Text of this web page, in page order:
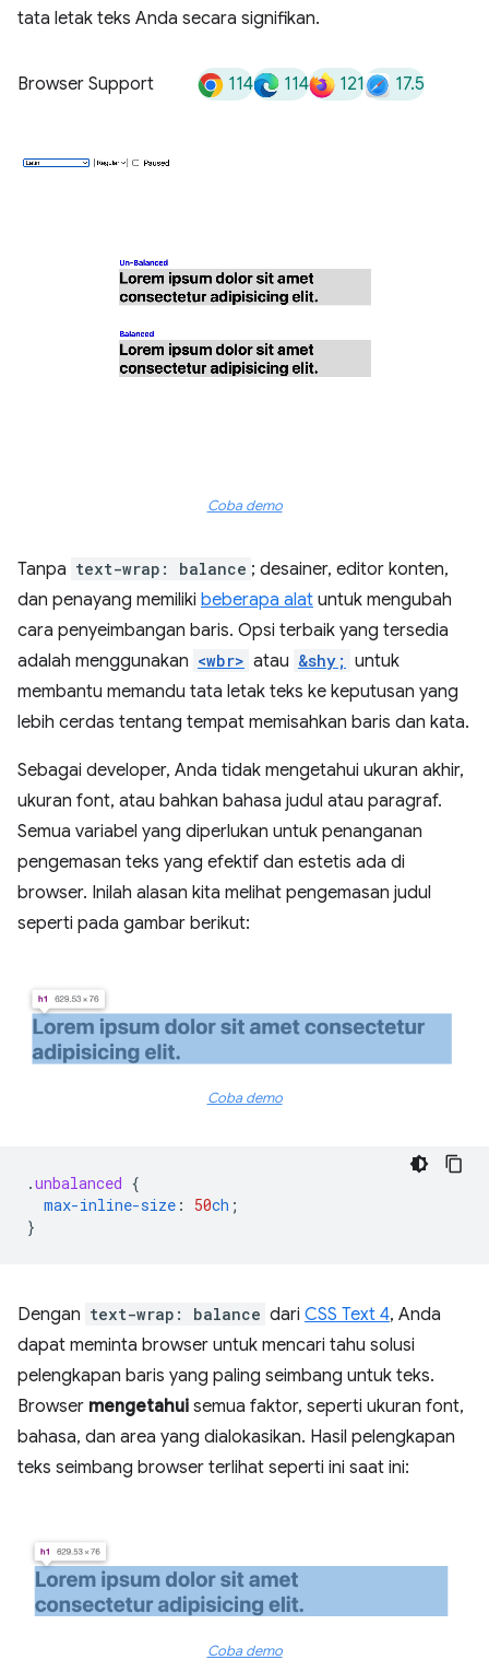
tata letak teks Anda secara signifikan.
Browser Support 114 114 121 17.5
Coba demo
Tanpa text-wrap: balance ; desainer, editor konten,
dan penayang memiliki beberapa alat untuk mengubah
cara penyeimbangan baris. Opsi terbaik yang tersedia
adalah menggunakan <wbr> atau &shy; untuk
membantu memandu tata letak teks ke keputusan yang
lebih cerdas tentang tempat memisahkan baris dan kata.
Sebagai developer, Anda tidak mengetahui ukuran akhir,
ukuran font, atau bahkan bahasa judul atau paragraf.
Semua variabel yang diperlukan untuk penanganan
pengemasan teks yang efektif dan estetis ada di
browser. Inilah alasan kita melihat pengemasan judul
seperti pada gambar berikut:
Coba demo
.unbalanced {
max-inline-size : 50ch ;
}
Dengan text-wrap: balance dari CSS Text 4, Anda
dapat meminta browser untuk mencari tahu solusi
pelengkapan baris yang paling seimbang untuk teks.
Browser mengetahui semua faktor, seperti ukuran font,
bahasa, dan area yang dialokasikan. Hasil pelengkapan
teks seimbang browser terlihat seperti ini saat ini:
Coba demo